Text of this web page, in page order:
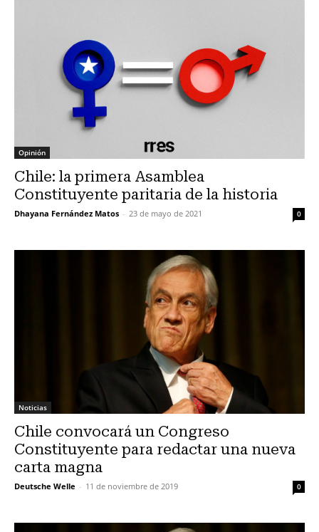
Opinión
Chile: la primera Asamblea
Constituyente paritaria de la historia
Dhayana Fernández Matos - 23 de mayo de 2021 0
Noticias
Chile convocará un Congreso
Constituyente para redactar una nueva
carta magna
Deutsche Welle - 11 de noviembre de 2019 0